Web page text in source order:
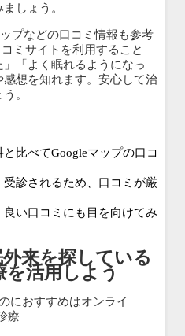
しょう。
プなどの口コミ情報も参考
ミサイトを利用すること
「よく眠れるようになっ
想を知れます。安心して治
。
比べてGoogleマップの口コ
診されるため、口コミが厳
い口コミにも目を向けてみ
来を探している
活用しよう